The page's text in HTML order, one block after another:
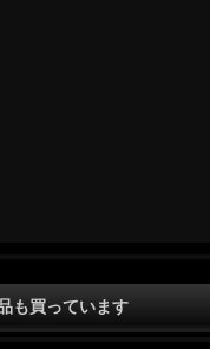
も買っています